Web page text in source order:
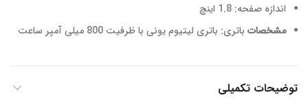
اندازه صفحه: 1.8 اینچ
مشخصات باتری: باتری لیتیوم یونی با ظرفیت 800 میلی آمپر ساعت
توضیحات تکمیلی